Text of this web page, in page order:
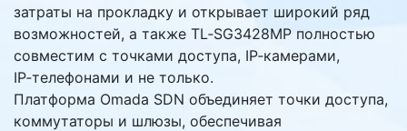
затраты на прокладку и открывает широкий ряд
возможностей, а также TL‑SG3428MP полностью
совместим с точками доступа, IP‑камерами,
IP‑телефонами и не только.
Платформа Omada SDN объединяет точки доступа,
коммутаторы и шлюзы, обеспечивая